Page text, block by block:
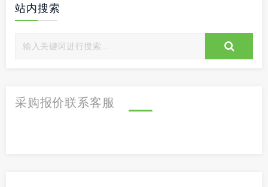
站内搜索
采购报价联系客服